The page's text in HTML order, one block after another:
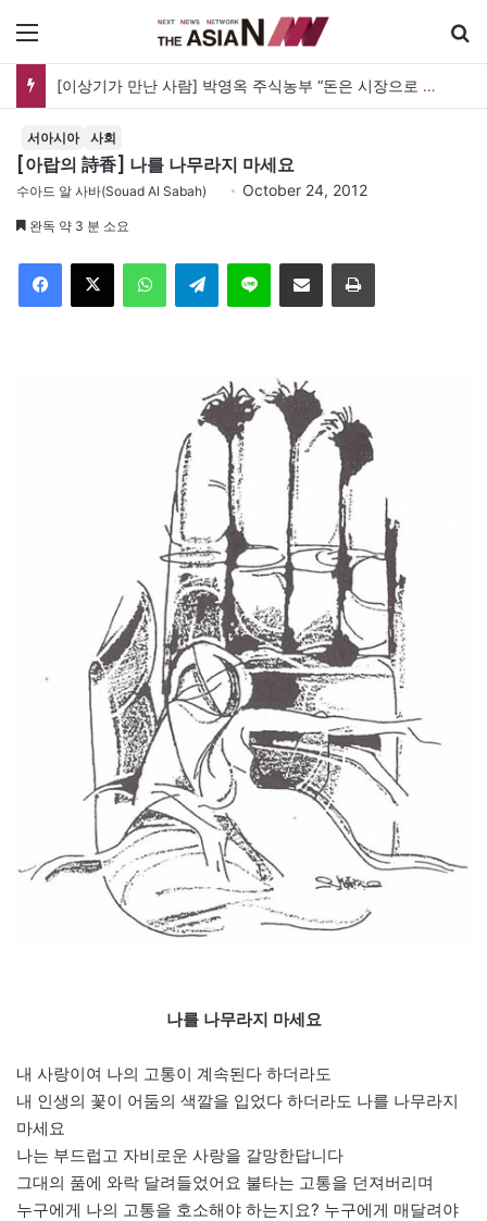
[이상기가 만난 사람] 박영옥 주식농부 “돈은 시장으로 갔지만, 투자는 사라지고 거래만 남았다”
서아시아 사회
[아랍의 詩香] 나를 나무라지 마세요
수아드 알 사바(Souad Al Sabah) October 24, 2012
완독 약 3 분 소요
Telegram 이메일
나를 나무라지 마세요
내 사랑이여 나의 고통이 계속된다 하더라도
내 인생의 꽃이 어둠의 색깔을 입었다 하더라도 나를 나무라지
마세요
나는 부드럽고 자비로운 사랑을 갈망한답니다
그대의 품에 와락 달려들었어요 불타는 고통을 던져버리며
누구에게 나의 고통을 호소해야 하는지요? 누구에게 매달려야